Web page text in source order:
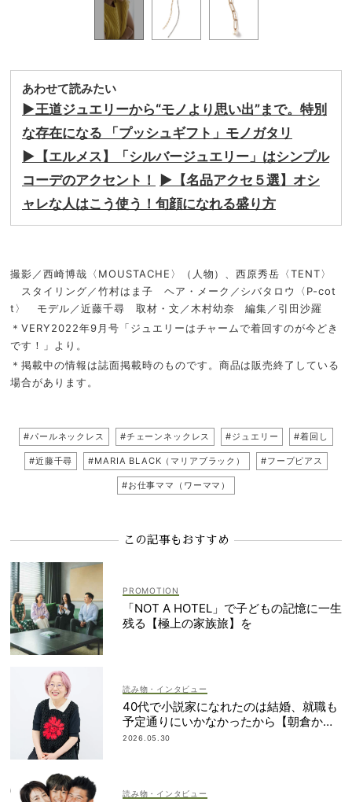
あわせて読みたい
▶︎王道ジュエリーから“モノより思い出”まで。特別
な存在になる 「プッシュギフト」モノガタリ
▶︎【エルメス】「シルバージュエリー」はシンプル
コーデのアクセント！
▶︎【名品アクセ５選】オシ
ャレな人はこう使う！旬顔になれる盛り方
撮影／西崎博哉〈MOUSTACHE〉（人物）、西原秀岳〈TENT〉
スタイリング／竹村はま子 ヘア・メーク／シバタロウ〈P-cot
t〉 モデル／近藤千尋 取材・文／木村幼奈 編集／引田沙羅
＊VERY2022年9月号「ジュエリーはチャームで着回すのが今どき
です！」より。
＊掲載中の情報は誌面掲載時のものです。商品は販売終了している
場合があります。
#パールネックレス #チェーンネックレス #ジュエリー #着回し
#近藤千尋 #MARIA BLACK（マリアブラック） #フープピアス
#お仕事ママ（ワーママ）
この記事もおすすめ
「NOT A HOTEL」で子どもの記憶に一生
残る【極上の家族旅】を
読み物・インタビュー
40代で小説家になれたのは結婚、就職も
予定通りにいかなかったから【朝倉かす
みさん】
2026.05.30
読み物・インタビュー